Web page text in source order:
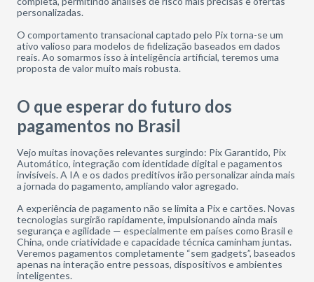
personalizadas.
O comportamento transacional captado pelo Pix torna-se um
ativo valioso para modelos de fidelização baseados em dados
reais. Ao somarmos isso à inteligência artificial, teremos uma
proposta de valor muito mais robusta.
O que esperar do futuro dos
pagamentos no Brasil
Vejo muitas inovações relevantes surgindo: Pix Garantido, Pix
Automático, integração com identidade digital e pagamentos
invisíveis. A IA e os dados preditivos irão personalizar ainda mais
a jornada do pagamento, ampliando valor agregado.
A experiência de pagamento não se limita a Pix e cartões. Novas
tecnologias surgirão rapidamente, impulsionando ainda mais
segurança e agilidade — especialmente em países como Brasil e
China, onde criatividade e capacidade técnica caminham juntas.
Veremos pagamentos completamente “sem gadgets”, baseados
apenas na interação entre pessoas, dispositivos e ambientes
inteligentes.